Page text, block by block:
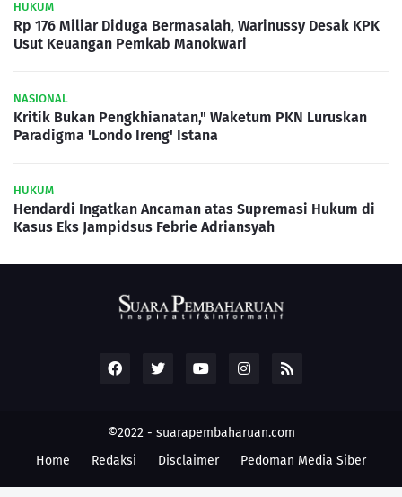
HUKUM
Rp 176 Miliar Diduga Bermasalah, Warinussy Desak KPK
Usut Keuangan Pemkab Manokwari
NASIONAL
Kritik Bukan Pengkhianatan," Waketum PKN Luruskan
Paradigma 'Londo Ireng' Istana
HUKUM
Hendardi Ingatkan Ancaman atas Supremasi Hukum di
Kasus Eks Jampidsus Febrie Adriansyah
©2022 - suarapembaharuan.com
Home
Redaksi Disclaimer Pedoman Media Siber